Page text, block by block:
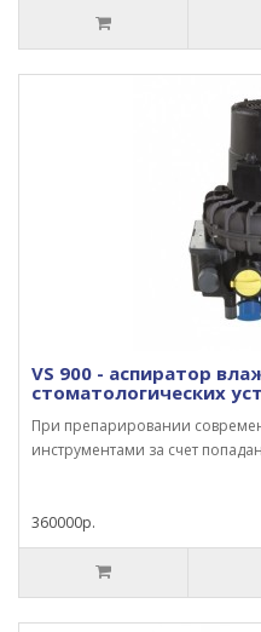
VS 900 - аспиратор
стоматологических
При препарировании
инструментами за счет
360000р.